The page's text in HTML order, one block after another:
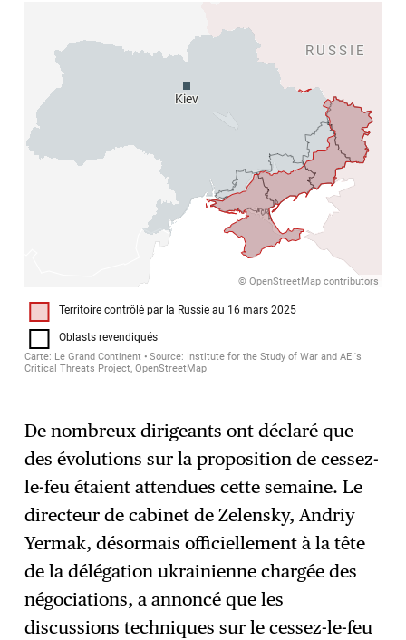
De nombreux dirigeants ont déclaré que
des évolutions sur la proposition de cessez-
le-feu étaient attendues cette semaine. Le
directeur de cabinet de Zelensky, Andriy
Yermak, désormais officiellement à la tête
de la délégation ukrainienne chargée des
négociations, a annoncé que les
discussions techniques sur le cessez-le-feu